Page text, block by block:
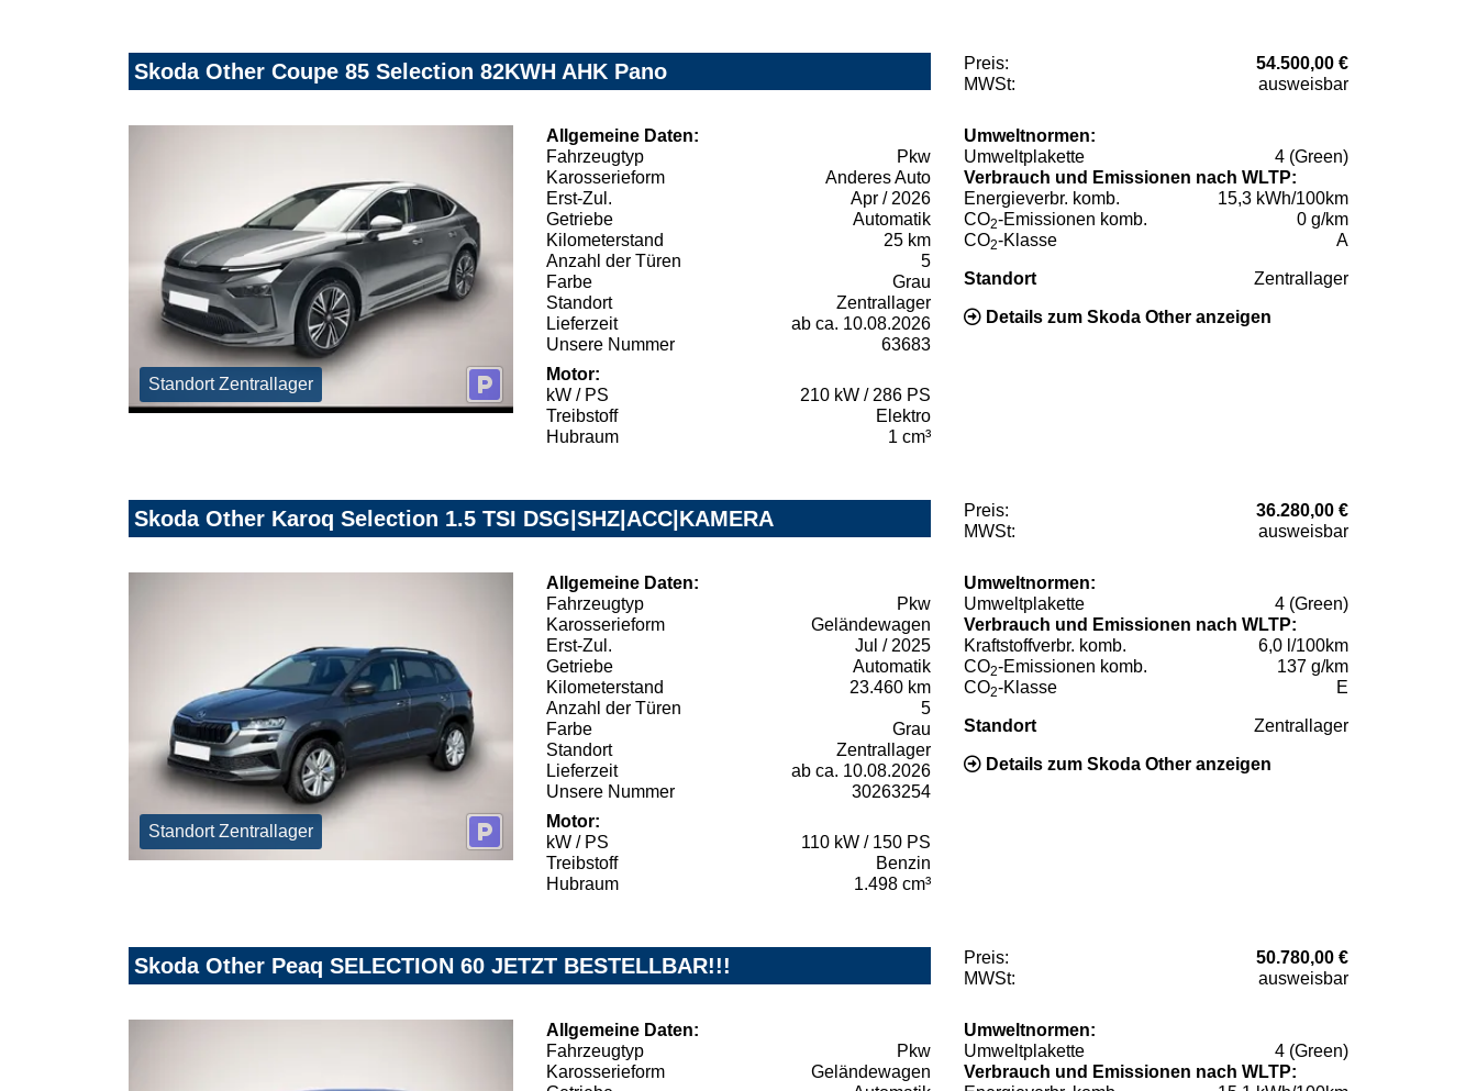
Skoda Other Coupe 85 Selection 82KWH AHK Pano Preis:
54.500,00 €
MWSt:
ausweisbar
Standort Zentrallager
Allgemeine Daten:
Fahrzeugtyp
Pkw
Karosserieform
Anderes Auto
Erst-Zul.
Apr / 2026
Getriebe
Automatik
Kilometerstand
25 km
Anzahl der Türen
5
Farbe
Grau
Standort
Zentrallager
Lieferzeit
ab ca. 10.08.2026
Unsere Nummer
63683
Motor:
kW / PS
210 kW / 286 PS
Treibstoff
Elektro
Hubraum
1 cm³
Umweltnormen:
Umweltplakette
4 (Green)
Verbrauch und Emissionen nach WLTP:
Energieverbr. komb.
15,3 kWh/100km
CO2-Emissionen komb.
0 g/km
CO2-Klasse A
Standort Zentrallager
Details zum Skoda Other anzeigen
Skoda Other Karoq Selection 1.5 TSI DSG|SHZ|ACC|KAMERA Preis:
36.280,00 €
MWSt:
ausweisbar
Standort Zentrallager
Allgemeine Daten:
Fahrzeugtyp
Pkw
Karosserieform
Geländewagen
Erst-Zul.
Jul / 2025
Getriebe
Automatik
Kilometerstand
23.460 km
Anzahl der Türen
5
Farbe
Grau
Standort
Zentrallager
Lieferzeit
ab ca. 10.08.2026
Unsere Nummer
30263254
Motor:
kW / PS
110 kW / 150 PS
Treibstoff
Benzin
Hubraum
1.498 cm³
Umweltnormen:
Umweltplakette
4 (Green)
Verbrauch und Emissionen nach WLTP:
Kraftstoffverbr. komb.
6,0 l/100km
CO2-Emissionen komb.
137 g/km
CO2-Klasse E
Standort Zentrallager
Details zum Skoda Other anzeigen
Skoda Other Peaq SELECTION 60 JETZT BESTELLBAR!!! Preis:
50.780,00 €
MWSt:
ausweisbar
Allgemeine Daten:
Fahrzeugtyp
Pkw
Karosserieform
Geländewagen
Umweltnormen:
Umweltplakette
4 (Green)
Verbrauch und Emissionen nach WLTP: